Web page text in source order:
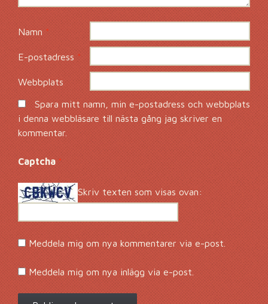
Namn *
E-postadress *
Webbplats
Spara mitt namn, min e-postadress och webbplats
i denna webbläsare till nästa gång jag skriver en
kommentar.
Captcha *
Skriv texten som visas ovan:
Meddela mig om nya kommentarer via e-post.
Meddela mig om nya inlägg via e-post.